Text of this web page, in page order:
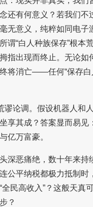
还有何意义？若我们不
无意义，纯粹如同电子
谓“白人种族保存”根本
指出现而终止。无论如
将消亡——任何“保存白
谬论调。假设机器人和
享其成？答案显而易见
亿万富豪。
深恶痛绝，数十年来持
公平纳税都极力抵制时
民高收入”？这般天真
？